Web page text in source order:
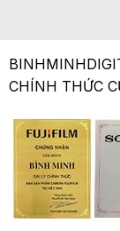
CHÍNH THỨC